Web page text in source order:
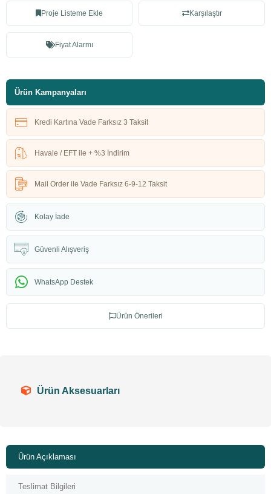
Proje Listeme Ekle Karşılaştır
Fiyat Alarmı
Ürün Kampanyaları
Kredi Kartına Vade Farksız 3 Taksit
Havale / EFT ile + %3 İndirim
Mail Order ile Vade Farksız 6-9-12 Taksit
Kolay İade
Güvenli Alışveriş
WhatsApp Destek
Ürün Önerileri
Ürün Aksesuarları
Ürün Açıklaması
Teslimat Bilgileri